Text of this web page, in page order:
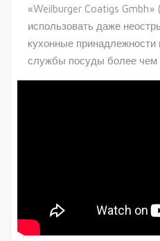
«Weilburger Coatigs Gmbh»
использовать даже
кухонные принадлежности
службы посуды более чем